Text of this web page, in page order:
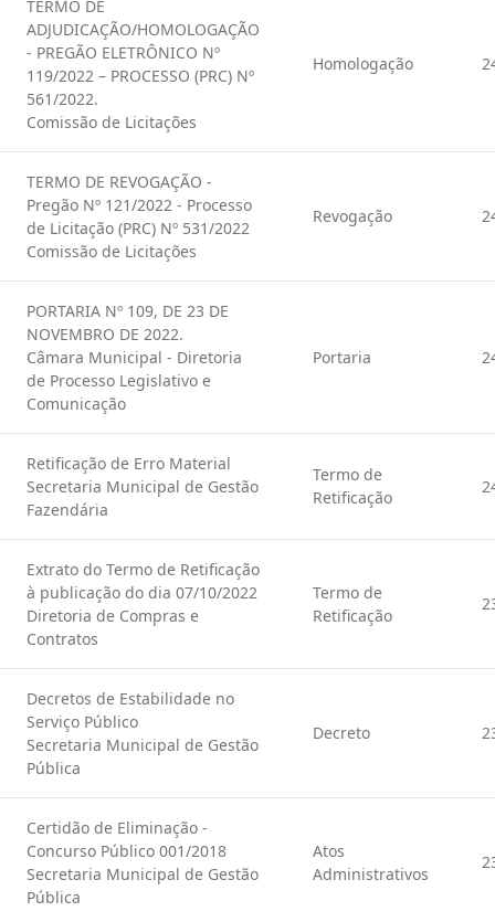
TERMO DE
ADJUDICAÇÃO/HOMOLOGAÇÃO
- PREGÃO ELETRÔNICO Nº
119/2022 – PROCESSO (PRC) Nº
561/2022.
Comissão de Licitações
Homologação
TERMO DE REVOGAÇÃO -
Pregão Nº 121/2022 - Processo
de Licitação (PRC) Nº 531/2022
Comissão de Licitações
Revogação
PORTARIA Nº 109, DE 23 DE
NOVEMBRO DE 2022.
Câmara Municipal - Diretoria
de Processo Legislativo e
Comunicação
Portaria
Retificação de Erro Material
Secretaria Municipal de Gestão
Fazendária
Termo de
Retificação
Extrato do Termo de Retificação
à publicação do dia 07/10/2022
Diretoria de Compras e
Contratos
Termo de
Retificação
Decretos de Estabilidade no
Serviço Público
Secretaria Municipal de Gestão
Pública
Decreto
Certidão de Eliminação -
Concurso Público 001/2018
Secretaria Municipal de Gestão
Pública
Atos
Administrativos